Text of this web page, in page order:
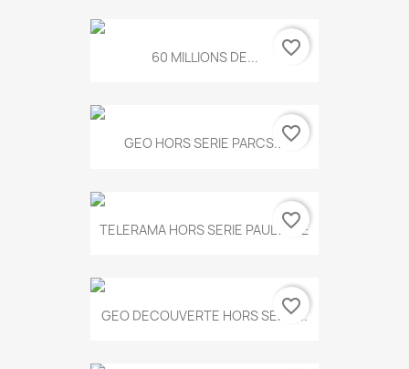
60 MILLIONS DE... favorite_border
GEO HORS SERIE PARCS...favorite_border
TELERAMA HORS SERIE PAUL KLEE
favorite_border
GEO DECOUVERTE HORS SERIE...
favorite_border